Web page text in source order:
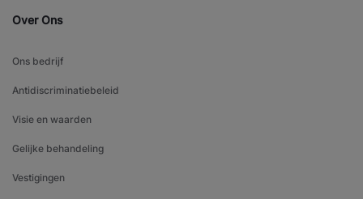
Over Ons
Ons bedrijf
Antidiscriminatiebeleid
Visie en waarden
Gelijke behandeling
Vestigingen